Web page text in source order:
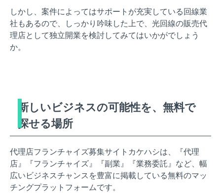
しかし、案件によってはサポートが充実している回線業
社もあるので、しっかり吟味した上で、光回線の販売代
理店として独立開業を検討してみてはいかがでしょう
か。
新しいビジネスの可能性を、無料で
探せる場所
代理店フランチャイズ募集サイトカケハシは、『代理
店』『フランチャイズ』『副業』『業務委託』など、幅
広いビジネスチャンスを豊富に掲載している無料のマッ
チングプラットフォームです。